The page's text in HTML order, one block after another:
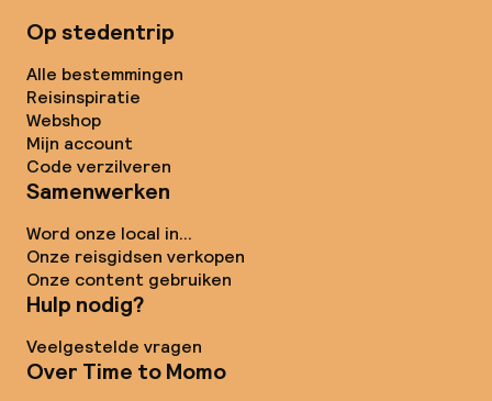
Op stedentrip
Alle bestemmingen
Reisinspiratie
Webshop
Mijn account
Code verzilveren
Samenwerken
Word onze local in...
Onze reisgidsen verkopen
Onze content gebruiken
Hulp nodig?
Veelgestelde vragen
Over Time to Momo